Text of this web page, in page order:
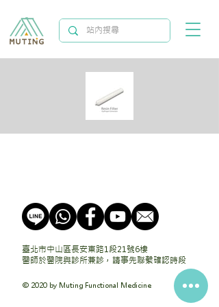
臺北市中山區長安東路1段21號6樓
醫師於醫院與診所兼診，請事先聯繫確認時段
© 2020 by Muting Functional Medicine